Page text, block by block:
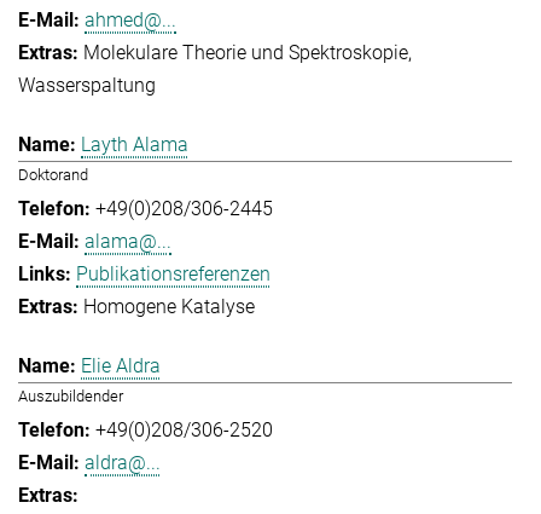
ahmed@...
Molekulare Theorie und Spektroskopie
Wasserspaltung
Layth Alama
Doktorand
+49(0)208/306-2445
alama@...
Publikationsreferenzen
Homogene Katalyse
Elie Aldra
Auszubildender
+49(0)208/306-2520
aldra@...